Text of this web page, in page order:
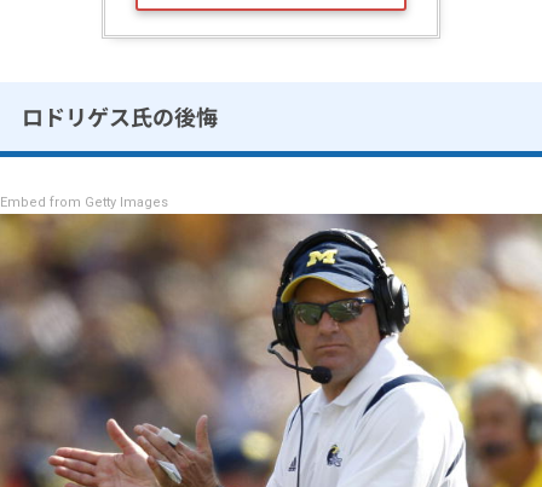
ロドリゲス氏の後悔
Embed from Getty Images